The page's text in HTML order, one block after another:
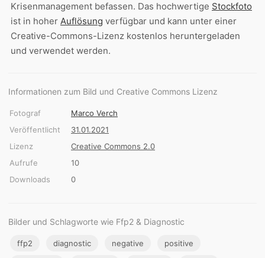
Krisenmanagement befassen. Das hochwertige Stockfoto
ist in hoher Auflösung verfügbar und kann unter einer
Creative-Commons-Lizenz kostenlos heruntergeladen
und verwendet werden.
Informationen zum Bild und Creative Commons Lizenz
Fotograf
Marco Verch
Veröffentlicht
31.01.2021
Lizenz
Creative Commons 2.0
Aufrufe
10
Downloads
0
Bilder und Schlagworte wie Ffp2 & Diagnostic
ffp2 diagnostic negative positive